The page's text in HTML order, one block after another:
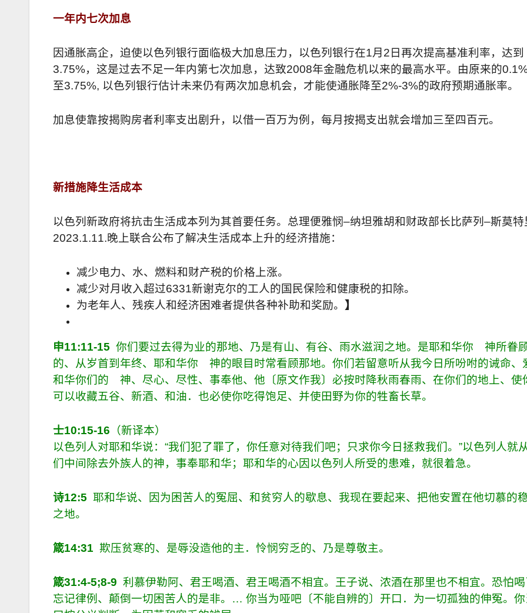
一年内七次加息
因通胀高企，迫使以色列银行面临极大加息压力，以色列银行在1月 2 日再次提高基准利率，达到
3.75%，这是过去不足一年内第七次加息，达致2008年金融危机以来的最高水平。由原来的
至3.75%, 以色列银行估计未来仍有两次加息机会，才能使通胀降至2%-3%的政府预期通胀率。
加息使靠按揭购房者利率支出剧升，以借一百万为例，每月按揭支出就会增加三至四百元。
新措施降生活成本
以色列新政府将抗击生活成本列为其首要任务。总理便雅悯–纳坦雅胡和财政部长比萨列 –斯莫特
2023.1.11.晚上联合公布了解决生活成本上升的经济措施：
减少电力、水、燃料和财产税的价格上涨。
减少对月收入超过6331新谢克尔的工人的国民保险和健康税的扣除。
为老年人、残疾人和经济困难者提供各种补助和奖励。 】
申11:11-15 你们要过去得为业的那地、乃是有山、有谷、雨水滋润之地。是耶和华你 神所眷
的、从岁首到年终、耶和华你 神的眼目时常看顾那地。你们若留意听从我今日所吩咐的诫命、
和华你们的 神、尽心、尽性、事奉他、他〔原文作我〕必按时降秋雨春雨、在你们的地上、使
可以收藏五谷、新酒、和油．也必使你吃得饱足、并使田野为你的牲畜长草。
士10:15-16 （新译本）
以色列人对耶和华说：“我们犯了罪了，你任意对待我们吧；只求你今日拯救我们。”以色列人就
们中间除去外族人的神，事奉耶和华；耶和华的心因以色列人所受的患难，就很着急。
诗12:5 耶和华说、因为困苦人的冤屈、和贫穷人的歇息、我现在要起来、把他安置在他切慕的
之地。
箴14:31 欺压贫寒的、是辱没造他的主．怜悯穷乏的、乃是尊敬主。
箴31:4-5;8-9 利慕伊勒阿、君王喝酒、君王喝酒不相宜。王子说、浓酒在那里也不相宜。恐怕
忘记律例、颠倒一切困苦人的是非。 … 你当为哑吧〔不能自辨的〕开口．为一切孤独的伸冤。